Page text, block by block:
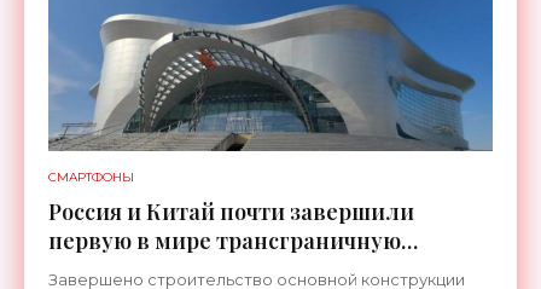
СМАРТФОНЫ
Россия и Китай почти завершили
первую в мире трансграничную
канатную дорогу между двумя
Завершено строительство основной конструкции